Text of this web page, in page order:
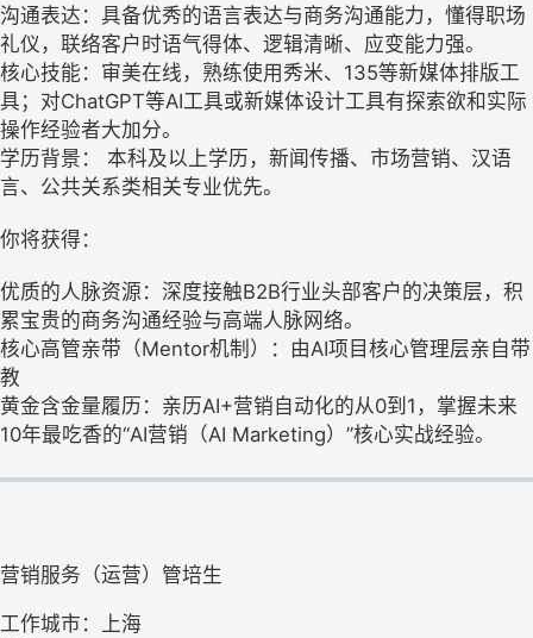
沟通表达：具备优秀的语言表达与商务沟通能力，懂得职场
礼仪，联络客户时语气得体、逻辑清晰、应变能力强。
核心技能：审美在线，熟练使用秀米、135等新媒体排版工
具；对ChatGPT等AI工具或新媒体设计工具有探索欲和实际
操作经验者大加分。
学历背景： 本科及以上学历，新闻传播、市场营销、汉语
言、公共关系类相关专业优先。
你将获得：
优质的人脉资源：深度接触B2B行业头部客户的决策层，积
累宝贵的商务沟通经验与高端人脉网络。
核心高管亲带（Mentor机制）：由AI项目核心管理层亲自带
教
黄金含金量履历：亲历AI+营销自动化的从0到1，掌握未来
10年最吃香的“AI营销（AI Marketing）”核心实战经验。
营销服务（运营）管培生
工作城市：上海